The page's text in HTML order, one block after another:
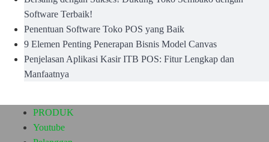
Software Terbaik!
Penentuan Software Toko POS yang Baik
9 Elemen Penting Penerapan Bisnis Model Canvas
Penjelasan Aplikasi Kasir ITB POS: Fitur Lengkap dan
Manfaatnya
PRODUK
Youtube